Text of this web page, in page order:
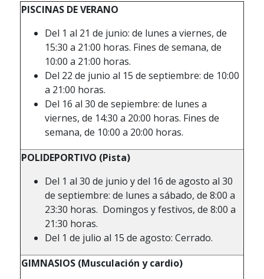
PISCINAS DE VERANO
Del 1 al 21 de junio: de lunes a viernes, de
15:30 a 21:00 horas. Fines de semana, de
10:00 a 21:00 horas.
Del 22 de junio al 15 de septiembre: de 10:00
a 21:00 horas.
Del 16 al 30 de sepiembre: de lunes a
viernes, de 14:30 a 20:00 horas. Fines de
semana, de 10:00 a 20:00 horas.
POLIDEPORTIVO (Pista)
Del 1 al 30 de junio y del 16 de agosto al 30
de septiembre: de lunes a sábado, de 8:00 a
23:30 horas. Domingos y festivos, de 8:00 a
21:30 horas.
Del 1 de julio al 15 de agosto: Cerrado.
GIMNASIOS (Musculación y cardio)